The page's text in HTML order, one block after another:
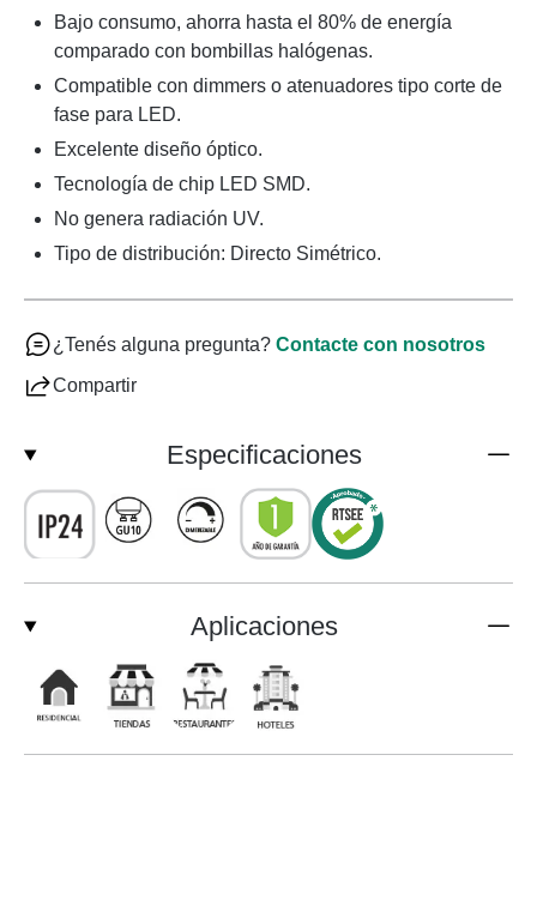
Bajo consumo, ahorra hasta el 80% de energía
comparado con bombillas halógenas.
Compatible con dimmers o atenuadores tipo corte de
fase para LED.
Excelente diseño óptico.
Tecnología de chip LED SMD.
No genera radiación UV.
Tipo de distribución: Directo Simétrico.
¿Tenés alguna pregunta? Contacte con nosotros
Compartir
Especificaciones
Aplicaciones